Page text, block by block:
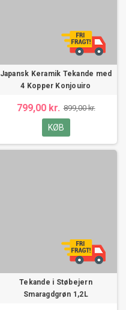
Japansk Keramik Tekande med
4 Kopper Konjouiro
799,00 kr. 899,00 kr.
KØB
Tekande i Støbejern
Smaragdgrøn 1,2L